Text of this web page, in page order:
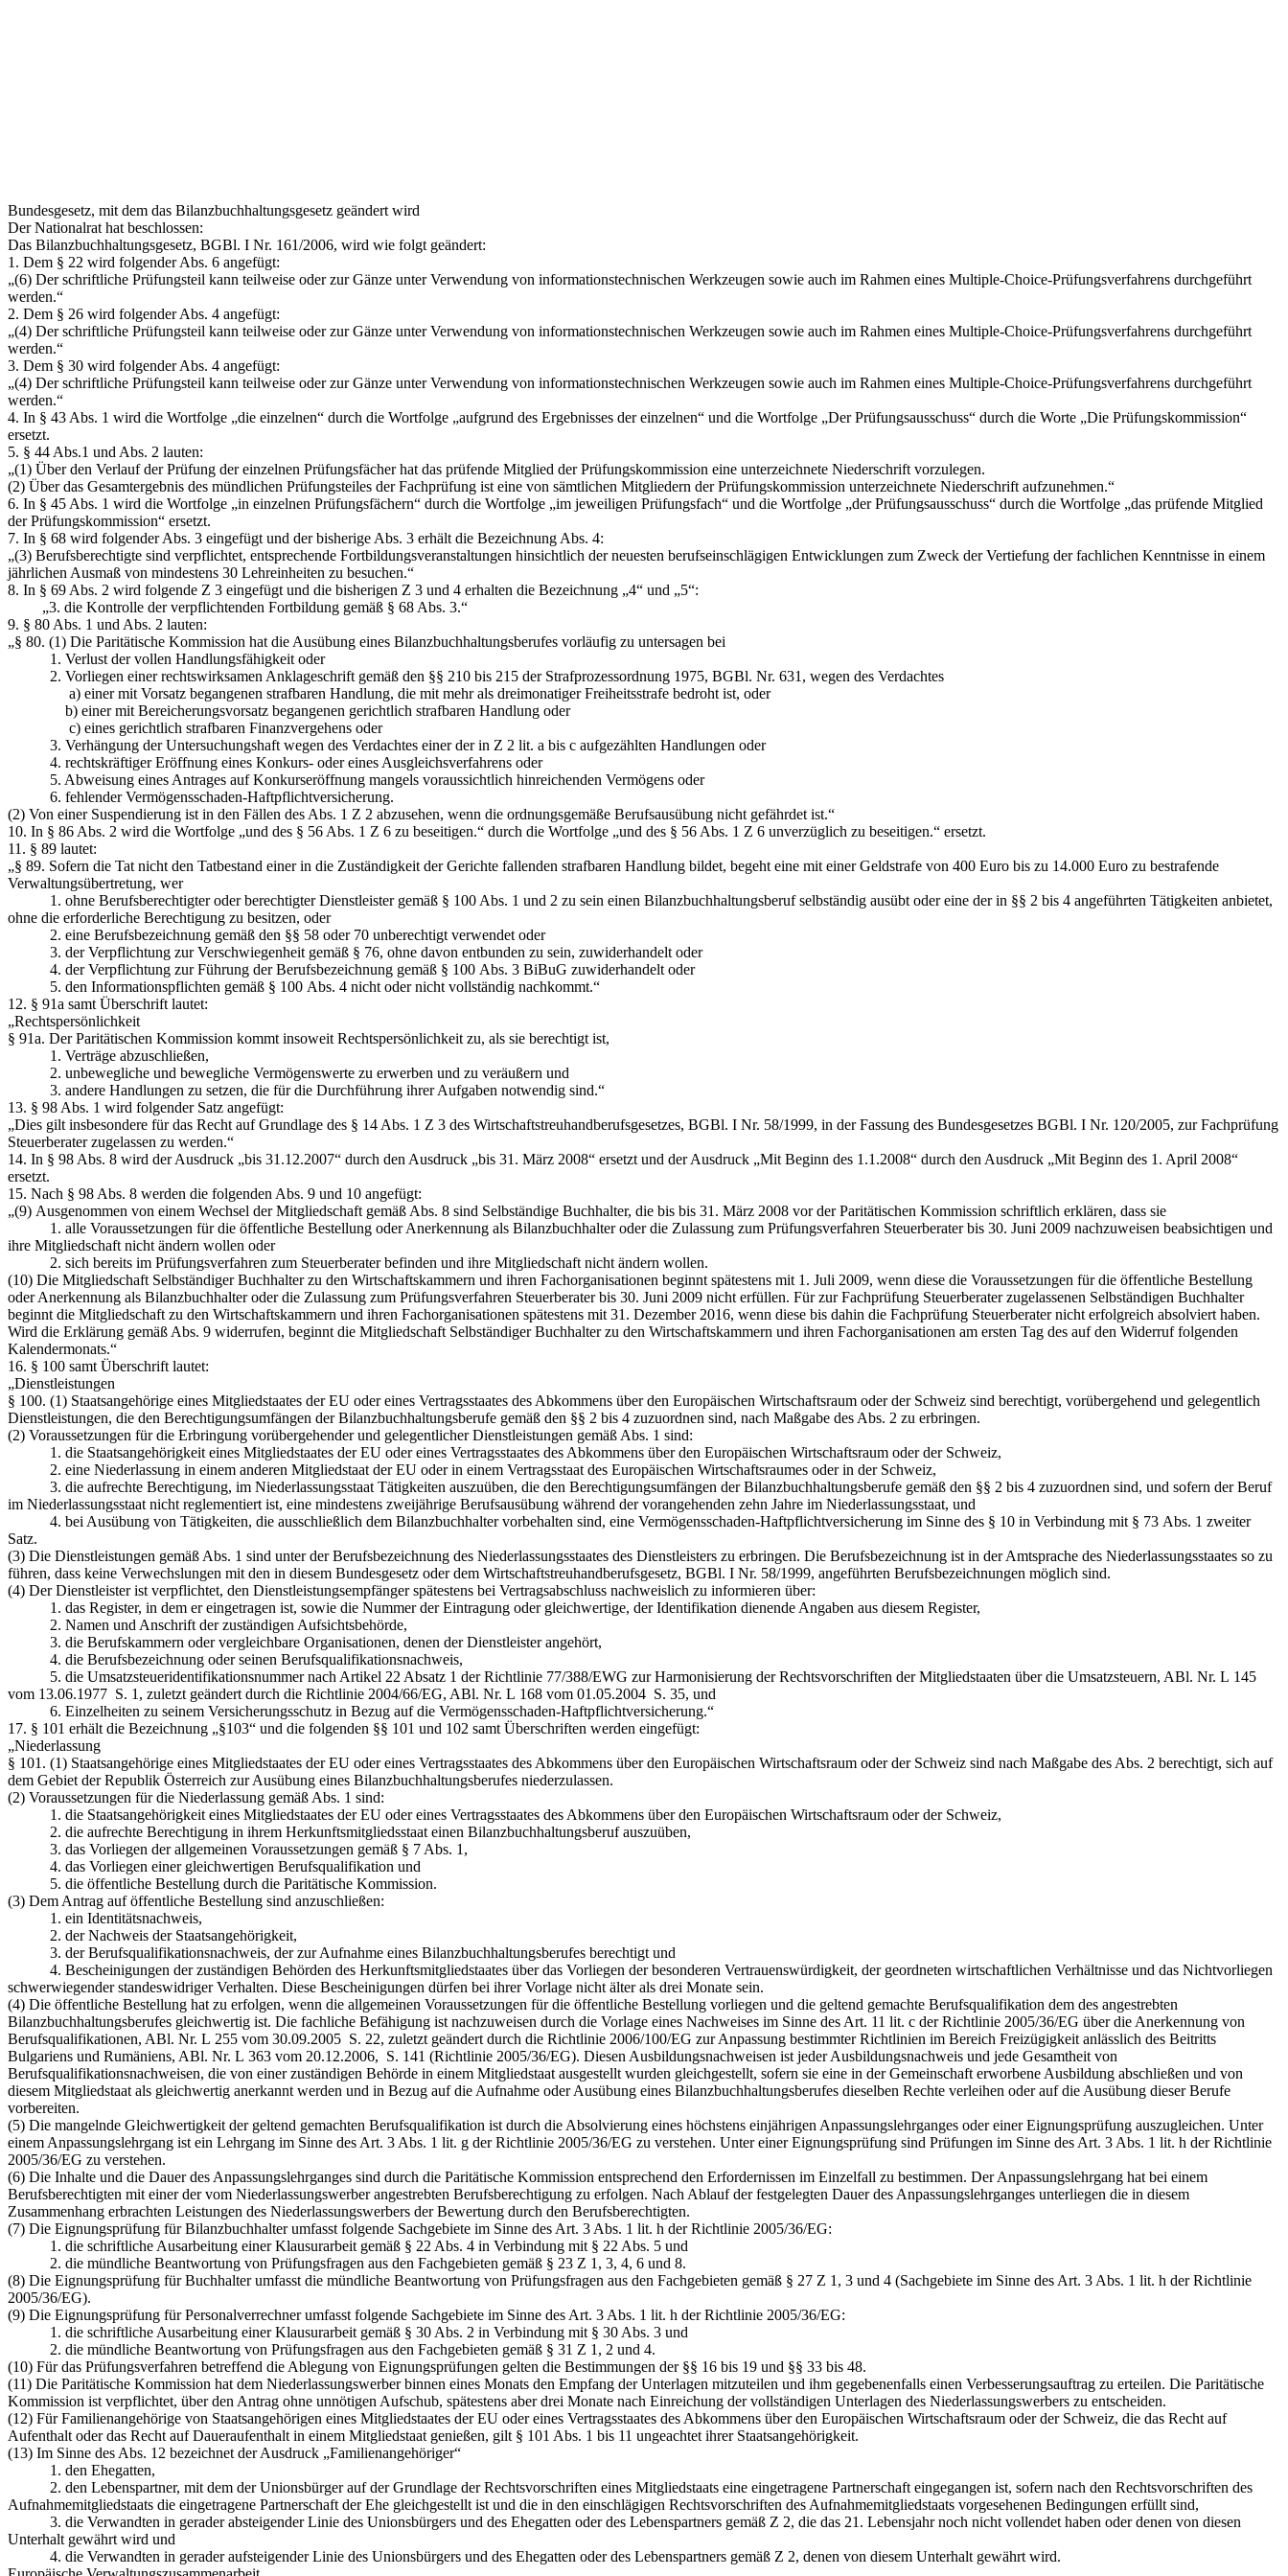
Bundesgesetz, mit dem das Bilanzbuchhaltungsgesetz geändert wird
Der Nationalrat hat beschlossen:
Das Bilanzbuchhaltungsgesetz, BGBl. I Nr. 161/2006, wird wie folgt geändert:
1. Dem § 22 wird folgender Abs. 6 angefügt:
„(6) Der schriftliche Prüfungsteil kann teilweise oder zur Gänze unter Verwendung von informationstechnischen Werkzeugen sowie auch im Rahmen eines Multiple-Choice-Prüfungsverfahrens durchgeführt
werden.“
2. Dem § 26 wird folgender Abs. 4 angefügt:
„(4) Der schriftliche Prüfungsteil kann teilweise oder zur Gänze unter Verwendung von informationstechnischen Werkzeugen sowie auch im Rahmen eines Multiple-Choice-Prüfungsverfahrens durchgeführt
werden.“
3. Dem § 30 wird folgender Abs. 4 angefügt:
„(4) Der schriftliche Prüfungsteil kann teilweise oder zur Gänze unter Verwendung von informationstechnischen Werkzeugen sowie auch im Rahmen eines Multiple-Choice-Prüfungsverfahrens durchgeführt
werden.“
4. In § 43 Abs. 1 wird die Wortfolge „die einzelnen“ durch die Wortfolge „aufgrund des Ergebnisses der einzelnen“ und die Wortfolge „Der Prüfungsausschuss“ durch die Worte „Die Prüfungskommission“
ersetzt.
5. § 44 Abs.1 und Abs. 2 lauten:
„(1) Über den Verlauf der Prüfung der einzelnen Prüfungsfächer hat das prüfende Mitglied der Prüfungskommission eine unterzeichnete Niederschrift vorzulegen.
(2) Über das Gesamtergebnis des mündlichen Prüfungsteiles der Fachprüfung ist eine von sämtlichen Mitgliedern der Prüfungskommission unterzeichnete Niederschrift aufzunehmen.“
6. In § 45 Abs. 1 wird die Wortfolge „in einzelnen Prüfungsfächern“ durch die Wortfolge „im jeweiligen Prüfungsfach“ und die Wortfolge „der Prüfungsausschuss“ durch die Wortfolge „das prüfende Mitglied
der Prüfungskommission“ ersetzt.
7. In § 68 wird folgender Abs. 3 eingefügt und der bisherige Abs. 3 erhält die Bezeichnung Abs. 4:
„(3) Berufsberechtigte sind verpflichtet, entsprechende Fortbildungsveranstaltungen hinsichtlich der neuesten berufseinschlägigen Entwicklungen zum Zweck der Vertiefung der fachlichen Kenntnisse in einem
jährlichen Ausmaß von mindestens 30 Lehreinheiten zu besuchen.“
8. In § 69 Abs. 2 wird folgende Z 3 eingefügt und die bisherigen Z 3 und 4 erhalten die Bezeichnung „4“ und „5“:
„3. die Kontrolle der verpflichtenden Fortbildung gemäß § 68 Abs. 3.“
9. § 80 Abs. 1 und Abs. 2 lauten:
„§ 80. (1) Die Paritätische Kommission hat die Ausübung eines Bilanzbuchhaltungsberufes vorläufig zu untersagen bei
1. Verlust der vollen Handlungsfähigkeit oder
2. Vorliegen einer rechtswirksamen Anklageschrift gemäß den §§ 210 bis 215 der Strafprozessordnung 1975, BGBl. Nr. 631, wegen des Verdachtes
a) einer mit Vorsatz begangenen strafbaren Handlung, die mit mehr als dreimonatiger Freiheitsstrafe bedroht ist, oder
b) einer mit Bereicherungsvorsatz begangenen gerichtlich strafbaren Handlung oder
c) eines gerichtlich strafbaren Finanzvergehens oder
3. Verhängung der Untersuchungshaft wegen des Verdachtes einer der in Z 2 lit. a bis c aufgezählten Handlungen oder
4. rechtskräftiger Eröffnung eines Konkurs- oder eines Ausgleichsverfahrens oder
5. Abweisung eines Antrages auf Konkurseröffnung mangels voraussichtlich hinreichenden Vermögens oder
6. fehlender Vermögensschaden-Haftpflichtversicherung.
(2) Von einer Suspendierung ist in den Fällen des Abs. 1 Z 2 abzusehen, wenn die ordnungsgemäße Berufsausübung nicht gefährdet ist.“
10. In § 86 Abs. 2 wird die Wortfolge „und des § 56 Abs. 1 Z 6 zu beseitigen.“ durch die Wortfolge „und des § 56 Abs. 1 Z 6 unverzüglich zu beseitigen.“ ersetzt.
11. § 89 lautet:
„§ 89. Sofern die Tat nicht den Tatbestand einer in die Zuständigkeit der Gerichte fallenden strafbaren Handlung bildet, begeht eine mit einer Geldstrafe von 400 Euro bis zu 14.000 Euro zu bestrafende
Verwaltungsübertretung, wer
1. ohne Berufsberechtigter oder berechtigter Dienstleister gemäß § 100 Abs. 1 und 2 zu sein einen Bilanzbuchhaltungsberuf selbständig ausübt oder eine der in §§ 2 bis 4 angeführten Tätigkeiten anbietet,
ohne die erforderliche Berechtigung zu besitzen, oder
2. eine Berufsbezeichnung gemäß den §§ 58 oder 70 unberechtigt verwendet oder
3. der Verpflichtung zur Verschwiegenheit gemäß § 76, ohne davon entbunden zu sein, zuwiderhandelt oder
4. der Verpflichtung zur Führung der Berufsbezeichnung gemäß § 100 Abs. 3 BiBuG zuwiderhandelt oder
5. den Informationspflichten gemäß § 100 Abs. 4 nicht oder nicht vollständig nachkommt.“
12. § 91a samt Überschrift lautet:
„Rechtspersönlichkeit
§ 91a. Der Paritätischen Kommission kommt insoweit Rechtspersönlichkeit zu, als sie berechtigt ist,
1. Verträge abzuschließen,
2. unbewegliche und bewegliche Vermögenswerte zu erwerben und zu veräußern und
3. andere Handlungen zu setzen, die für die Durchführung ihrer Aufgaben notwendig sind.“
13. § 98 Abs. 1 wird folgender Satz angefügt:
„Dies gilt insbesondere für das Recht auf Grundlage des § 14 Abs. 1 Z 3 des Wirtschaftstreuhandberufsgesetzes, BGBl. I Nr. 58/1999, in der Fassung des Bundesgesetzes BGBl. I Nr. 120/2005, zur Fachprüfung
Steuerberater zugelassen zu werden.“
14. In § 98 Abs. 8 wird der Ausdruck „bis 31.12.2007“ durch den Ausdruck „bis 31. März 2008“ ersetzt und der Ausdruck „Mit Beginn des 1.1.2008“ durch den Ausdruck „Mit Beginn des 1. April 2008“
ersetzt.
15. Nach § 98 Abs. 8 werden die folgenden Abs. 9 und 10 angefügt:
„(9) Ausgenommen von einem Wechsel der Mitgliedschaft gemäß Abs. 8 sind Selbständige Buchhalter, die bis bis 31. März 2008 vor der Paritätischen Kommission schriftlich erklären, dass sie
1. alle Voraussetzungen für die öffentliche Bestellung oder Anerkennung als Bilanzbuchhalter oder die Zulassung zum Prüfungsverfahren Steuerberater bis 30. Juni 2009 nachzuweisen beabsichtigen und
ihre Mitgliedschaft nicht ändern wollen oder
2. sich bereits im Prüfungsverfahren zum Steuerberater befinden und ihre Mitgliedschaft nicht ändern wollen.
(10) Die Mitgliedschaft Selbständiger Buchhalter zu den Wirtschaftskammern und ihren Fachorganisationen beginnt spätestens mit 1. Juli 2009, wenn diese die Voraussetzungen für die öffentliche Bestellung
oder Anerkennung als Bilanzbuchhalter oder die Zulassung zum Prüfungsverfahren Steuerberater bis 30. Juni 2009 nicht erfüllen. Für zur Fachprüfung Steuerberater zugelassenen Selbständigen Buchhalter
beginnt die Mitgliedschaft zu den Wirtschaftskammern und ihren Fachorganisationen spätestens mit 31. Dezember 2016, wenn diese bis dahin die Fachprüfung Steuerberater nicht erfolgreich absolviert haben.
Wird die Erklärung gemäß Abs. 9 widerrufen, beginnt die Mitgliedschaft Selbständiger Buchhalter zu den Wirtschaftskammern und ihren Fachorganisationen am ersten Tag des auf den Widerruf folgenden
Kalendermonats.“
16. § 100 samt Überschrift lautet:
„Dienstleistungen
§ 100. (1) Staatsangehörige eines Mitgliedstaates der EU oder eines Vertragsstaates des Abkommens über den Europäischen Wirtschaftsraum oder der Schweiz sind berechtigt, vorübergehend und gelegentlich
Dienstleistungen, die den Berechtigungsumfängen der Bilanzbuchhaltungsberufe gemäß den §§ 2 bis 4 zuzuordnen sind, nach Maßgabe des Abs. 2 zu erbringen.
(2) Voraussetzungen für die Erbringung vorübergehender und gelegentlicher Dienstleistungen gemäß Abs. 1 sind:
1. die Staatsangehörigkeit eines Mitgliedstaates der EU oder eines Vertragsstaates des Abkommens über den Europäischen Wirtschaftsraum oder der Schweiz,
2. eine Niederlassung in einem anderen Mitgliedstaat der EU oder in einem Vertragsstaat des Europäischen Wirtschaftsraumes oder in der Schweiz,
3. die aufrechte Berechtigung, im Niederlassungsstaat Tätigkeiten auszuüben, die den Berechtigungsumfängen der Bilanzbuchhaltungsberufe gemäß den §§ 2 bis 4 zuzuordnen sind, und sofern der Beruf
im Niederlassungsstaat nicht reglementiert ist, eine mindestens zweijährige Berufsausübung während der vorangehenden zehn Jahre im Niederlassungsstaat, und
4. bei Ausübung von Tätigkeiten, die ausschließlich dem Bilanzbuchhalter vorbehalten sind, eine Vermögensschaden-Haftpflichtversicherung im Sinne des § 10 in Verbindung mit § 73 Abs. 1 zweiter
Satz.
(3) Die Dienstleistungen gemäß Abs. 1 sind unter der Berufsbezeichnung des Niederlassungsstaates des Dienstleisters zu erbringen. Die Berufsbezeichnung ist in der Amtsprache des Niederlassungsstaates so zu
führen, dass keine Verwechslungen mit den in diesem Bundesgesetz oder dem Wirtschaftstreuhandberufsgesetz, BGBl. I Nr. 58/1999, angeführten Berufsbezeichnungen möglich sind.
(4) Der Dienstleister ist verpflichtet, den Dienstleistungsempfänger spätestens bei Vertragsabschluss nachweislich zu informieren über:
1. das Register, in dem er eingetragen ist, sowie die Nummer der Eintragung oder gleichwertige, der Identifikation dienende Angaben aus diesem Register,
2. Namen und Anschrift der zuständigen Aufsichtsbehörde,
3. die Berufskammern oder vergleichbare Organisationen, denen der Dienstleister angehört,
4. die Berufsbezeichnung oder seinen Berufsqualifikationsnachweis,
5. die Umsatzsteueridentifikationsnummer nach Artikel 22 Absatz 1 der Richtlinie 77/388/EWG zur Harmonisierung der Rechtsvorschriften der Mitgliedstaaten über die Umsatzsteuern, ABl. Nr. L 145
vom 13.06.1977 S. 1, zuletzt geändert durch die Richtlinie 2004/66/EG, ABl. Nr. L 168 vom 01.05.2004 S. 35, und
6. Einzelheiten zu seinem Versicherungsschutz in Bezug auf die Vermögensschaden-Haftpflichtversicherung.“
17. § 101 erhält die Bezeichnung „§103“ und die folgenden §§ 101 und 102 samt Überschriften werden eingefügt:
„Niederlassung
§ 101. (1) Staatsangehörige eines Mitgliedstaates der EU oder eines Vertragsstaates des Abkommens über den Europäischen Wirtschaftsraum oder der Schweiz sind nach Maßgabe des Abs. 2 berechtigt, sich auf
dem Gebiet der Republik Österreich zur Ausübung eines Bilanzbuchhaltungsberufes niederzulassen.
(2) Voraussetzungen für die Niederlassung gemäß Abs. 1 sind:
1. die Staatsangehörigkeit eines Mitgliedstaates der EU oder eines Vertragsstaates des Abkommens über den Europäischen Wirtschaftsraum oder der Schweiz,
2. die aufrechte Berechtigung in ihrem Herkunftsmitgliedsstaat einen Bilanzbuchhaltungsberuf auszuüben,
3. das Vorliegen der allgemeinen Voraussetzungen gemäß § 7 Abs. 1,
4. das Vorliegen einer gleichwertigen Berufsqualifikation und
5. die öffentliche Bestellung durch die Paritätische Kommission.
(3) Dem Antrag auf öffentliche Bestellung sind anzuschließen:
1. ein Identitätsnachweis,
2. der Nachweis der Staatsangehörigkeit,
3. der Berufsqualifikationsnachweis, der zur Aufnahme eines Bilanzbuchhaltungsberufes berechtigt und
4. Bescheinigungen der zuständigen Behörden des Herkunftsmitgliedstaates über das Vorliegen der besonderen Vertrauenswürdigkeit, der geordneten wirtschaftlichen Verhältnisse und das Nichtvorliegen
schwerwiegender standeswidriger Verhalten. Diese Bescheinigungen dürfen bei ihrer Vorlage nicht älter als drei Monate sein.
(4) Die öffentliche Bestellung hat zu erfolgen, wenn die allgemeinen Voraussetzungen für die öffentliche Bestellung vorliegen und die geltend gemachte Berufsqualifikation dem des angestrebten
Bilanzbuchhaltungsberufes gleichwertig ist. Die fachliche Befähigung ist nachzuweisen durch die Vorlage eines Nachweises im Sinne des Art. 11 lit. c der Richtlinie 2005/36/EG über die Anerkennung von
Berufsqualifikationen, ABl. Nr. L 255 vom 30.09.2005 S. 22, zuletzt geändert durch die Richtlinie 2006/100/EG zur Anpassung bestimmter Richtlinien im Bereich Freizügigkeit anlässlich des Beitritts
Bulgariens und Rumäniens, ABl. Nr. L 363 vom 20.12.2006, S. 141 (Richtlinie 2005/36/EG). Diesen Ausbildungsnachweisen ist jeder Ausbildungsnachweis und jede Gesamtheit von
Berufsqualifikationsnachweisen, die von einer zuständigen Behörde in einem Mitgliedstaat ausgestellt wurden gleichgestellt, sofern sie eine in der Gemeinschaft erworbene Ausbildung abschließen und von
diesem Mitgliedstaat als gleichwertig anerkannt werden und in Bezug auf die Aufnahme oder Ausübung eines Bilanzbuchhaltungsberufes dieselben Rechte verleihen oder auf die Ausübung dieser Berufe
vorbereiten.
(5) Die mangelnde Gleichwertigkeit der geltend gemachten Berufsqualifikation ist durch die Absolvierung eines höchstens einjährigen Anpassungslehrganges oder einer Eignungsprüfung auszugleichen. Unter
einem Anpassungslehrgang ist ein Lehrgang im Sinne des Art. 3 Abs. 1 lit. g der Richtlinie 2005/36/EG zu verstehen. Unter einer Eignungsprüfung sind Prüfungen im Sinne des Art. 3 Abs. 1 lit. h der Richtlinie
2005/36/EG zu verstehen.
(6) Die Inhalte und die Dauer des Anpassungslehrganges sind durch die Paritätische Kommission entsprechend den Erfordernissen im Einzelfall zu bestimmen. Der Anpassungslehrgang hat bei einem
Berufsberechtigten mit einer der vom Niederlassungswerber angestrebten Berufsberechtigung zu erfolgen. Nach Ablauf der festgelegten Dauer des Anpassungslehrganges unterliegen die in diesem
Zusammenhang erbrachten Leistungen des Niederlassungswerbers der Bewertung durch den Berufsberechtigten.
(7) Die Eignungsprüfung für Bilanzbuchhalter umfasst folgende Sachgebiete im Sinne des Art. 3 Abs. 1 lit. h der Richtlinie 2005/36/EG:
1. die schriftliche Ausarbeitung einer Klausurarbeit gemäß § 22 Abs. 4 in Verbindung mit § 22 Abs. 5 und
2. die mündliche Beantwortung von Prüfungsfragen aus den Fachgebieten gemäß § 23 Z 1, 3, 4, 6 und 8.
(8) Die Eignungsprüfung für Buchhalter umfasst die mündliche Beantwortung von Prüfungsfragen aus den Fachgebieten gemäß § 27 Z 1, 3 und 4 (Sachgebiete im Sinne des Art. 3 Abs. 1 lit. h der Richtlinie
2005/36/EG).
(9) Die Eignungsprüfung für Personalverrechner umfasst folgende Sachgebiete im Sinne des Art. 3 Abs. 1 lit. h der Richtlinie 2005/36/EG:
1. die schriftliche Ausarbeitung einer Klausurarbeit gemäß § 30 Abs. 2 in Verbindung mit § 30 Abs. 3 und
2. die mündliche Beantwortung von Prüfungsfragen aus den Fachgebieten gemäß § 31 Z 1, 2 und 4.
(10) Für das Prüfungsverfahren betreffend die Ablegung von Eignungsprüfungen gelten die Bestimmungen der §§ 16 bis 19 und §§ 33 bis 48.
(11) Die Paritätische Kommission hat dem Niederlassungswerber binnen eines Monats den Empfang der Unterlagen mitzuteilen und ihm gegebenenfalls einen Verbesserungsauftrag zu erteilen. Die Paritätische
Kommission ist verpflichtet, über den Antrag ohne unnötigen Aufschub, spätestens aber drei Monate nach Einreichung der vollständigen Unterlagen des Niederlassungswerbers zu entscheiden.
(12) Für Familienangehörige von Staatsangehörigen eines Mitgliedstaates der EU oder eines Vertragsstaates des Abkommens über den Europäischen Wirtschaftsraum oder der Schweiz, die das Recht auf
Aufenthalt oder das Recht auf Daueraufenthalt in einem Mitgliedstaat genießen, gilt § 101 Abs. 1 bis 11 ungeachtet ihrer Staatsangehörigkeit.
(13) Im Sinne des Abs. 12 bezeichnet der Ausdruck „Familienangehöriger“
1. den Ehegatten,
2. den Lebenspartner, mit dem der Unionsbürger auf der Grundlage der Rechtsvorschriften eines Mitgliedstaats eine eingetragene Partnerschaft eingegangen ist, sofern nach den Rechtsvorschriften des
Aufnahmemitgliedstaats die eingetragene Partnerschaft der Ehe gleichgestellt ist und die in den einschlägigen Rechtsvorschriften des Aufnahmemitgliedstaats vorgesehenen Bedingungen erfüllt sind,
3. die Verwandten in gerader absteigender Linie des Unionsbürgers und des Ehegatten oder des Lebenspartners gemäß Z 2, die das 21. Lebensjahr noch nicht vollendet haben oder denen von diesen
Unterhalt gewährt wird und
4. die Verwandten in gerader aufsteigender Linie des Unionsbürgers und des Ehegatten oder des Lebenspartners gemäß Z 2, denen von diesem Unterhalt gewährt wird.